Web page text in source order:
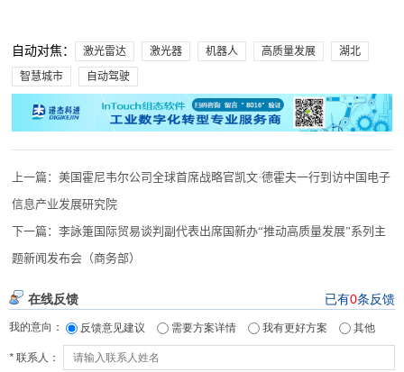
自动对焦： 激光雷达 激光器 机器人 高质量发展
湖北
智慧城市
自动驾驶
上一篇：美国霍尼韦尔公司全球首席战略官凯文·德霍夫一行到访中国电子
信息产业发展研究院
下一篇：李詠箑国际贸易谈判副代表出席国新办“推动高质量发展”系列主
题新闻发布会（商务部）